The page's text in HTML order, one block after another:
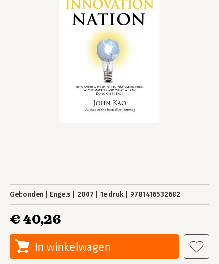
Gebonden Engels 2007 1e druk 9781416532682
€ 40,26
In winkelwagen